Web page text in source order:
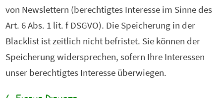
von Newslettern (berechtigtes Interesse im Sinne des
Art. 6 Abs. 1 lit. f DSGVO). Die Speicherung in der
Blacklist ist zeitlich nicht befristet. Sie können der
Speicherung widersprechen, sofern Ihre Interessen
unser berechtigtes Interesse überwiegen.